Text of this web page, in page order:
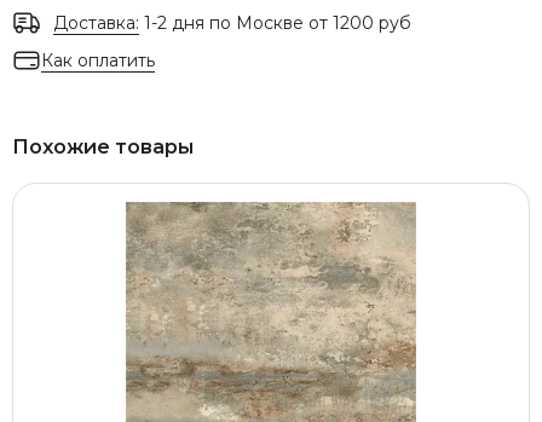
Доставка: 1-2 дня по Москве от 1200 руб
Как оплатить
Похожие товары